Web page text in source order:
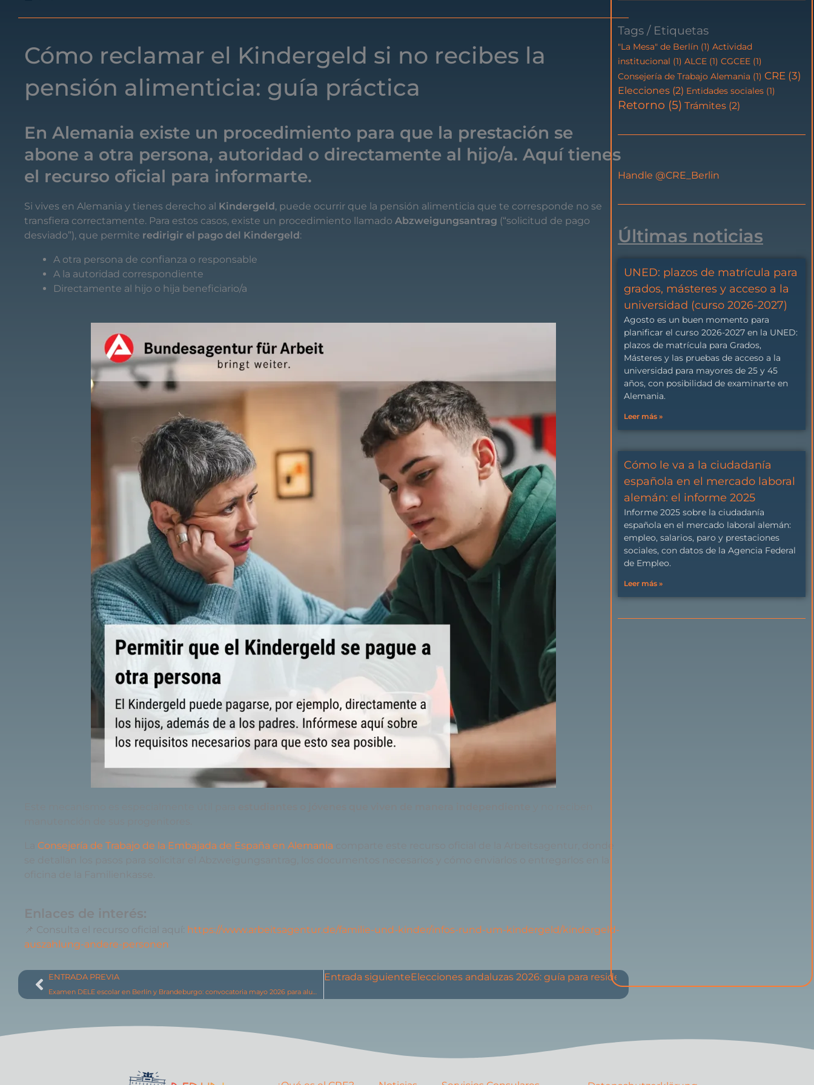
Cómo reclamar el Kindergeld si no recibes la
pensión alimenticia: guía práctica
En Alemania existe un procedimiento para que la prestación se
abone a otra persona, autoridad o directamente al hijo/a. Aquí tienes
el recurso oficial para informarte.
Si vives en Alemania y tienes derecho al Kindergeld, puede ocurrir que la pensión alimenticia que te corresponde no se
transfiera correctamente. Para estos casos, existe un procedimiento llamado Abzweigungsantrag (“solicitud de pago
desviado”), que permite redirigir el pago del Kindergeld:
A otra persona de confianza o responsable
A la autoridad correspondiente
Directamente al hijo o hija beneficiario/a
Consejería de Trabajo de la Embajada de España en Alemania
Enlaces de interés:
📌 Consulta el recurso oficial aquí: https://www.arbeitsagentur.de/familie-und-kinder/infos-rund-um-kindergeld/kindergeld-
auszahlung-andere-personen
AntENTRADA PREVIA
Examen DELE escolar en Berlín y Brandeburgo: convocatoria mayo 2026 para alumnado de centros con convenio
Entrada siguienteElecciones andaluzas 2026: guía para residentes en la demarcación consular de
Tags / Etiquetas
"La Mesa" de Berlín (1) Actividad
institucional (1) ALCE (1) CGCEE (1)
Consejería de Trabajo Alemania (1) CRE (3)
Elecciones (2) Entidades sociales (1)
Retorno (5) Trámites (2)
Handle @CRE_Berlin
Últimas noticias
UNED: plazos de matrícula para
grados, másteres y acceso a la
universidad (curso 2026-2027)
Agosto es un buen momento para
planificar el curso 2026-2027 en la UNED:
plazos de matrícula para Grados,
Másteres y las pruebas de acceso a la
universidad para mayores de 25 y 45
años, con posibilidad de examinarte en
Alemania.
Leer más »
Cómo le va a la ciudadanía
española en el mercado laboral
alemán: el informe 2025
Informe 2025 sobre la ciudadanía
española en el mercado laboral alemán:
empleo, salarios, paro y prestaciones
sociales, con datos de la Agencia Federal
de Empleo.
Leer más »